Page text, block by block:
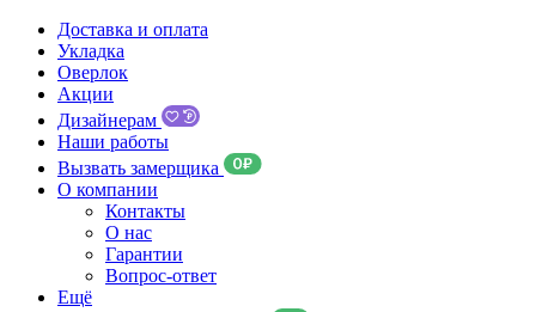
Доставка и оплата
Укладка
Оверлок
Акции
Дизайнерам
Наши работы
Вызвать замерщика
О компании
Контакты
О нас
Гарантии
Вопрос-ответ
Ещё